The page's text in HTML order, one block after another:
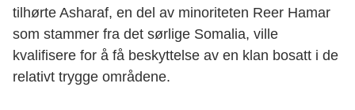
tilhørte Asharaf, en del av minoriteten Reer Hamar
som stammer fra det sørlige Somalia, ville
kvalifisere for å få beskyttelse av en klan bosatt i de
relativt trygge områdene.